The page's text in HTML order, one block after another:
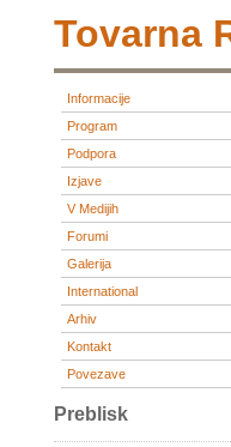
Tovarna
Informacije
Program
Podpora
Izjave
V Medijih
Forumi
Galerija
International
Arhiv
Kontakt
Povezave
Preblisk